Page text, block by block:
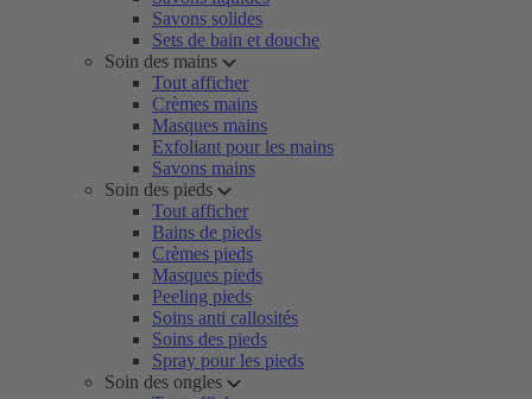
Savons solides
Sets de bain et douche
Soin des mains
Tout afficher
Crèmes mains
Masques mains
Exfoliant pour les mains
Savons mains
Soin des pieds
Tout afficher
Bains de pieds
Crèmes pieds
Masques pieds
Peeling pieds
Soins anti callosités
Soins des pieds
Spray pour les pieds
Soin des ongles